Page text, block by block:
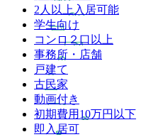
2人以上入居可能
学生向け
コンロ２口以上
事務所・店舗
戸建て
古民家
動画付き
初期費用10万円以下
即入居可